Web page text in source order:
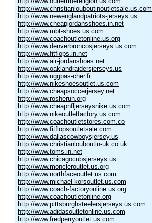
http://www.christianlouboutinoutletsale.us.com
http://www.newenglandpatriots-jerseys.us
http://www.cheapjordansshoes.in.net
http://www.mbt-shoes.us.com
http://www.coachoutletonline.us.org
http://www.denverbroncosjerseys.us.com
http://www.fitflops.in.net
http://www.air-jordanshoes.net
http://www.oaklandraidersjerseys.us
http://www.uggpas-cher.fr
http://www.nikeshoesoutlet.us.com
http://www.cheapsoccerjersey.net
http://www.rosherun.org
http://www.cheapnfljerseysnike.us.com
http://www.nikeoutletfactory.us.com
http://www.coachoutletstores.com.co
http://www.fitflopsoutletsale.com
http://www.dallascowboysjersey.us
http://www.christianlouboutin-uk.co.uk
http://www.toms.in.net
http://www.chicagocubsjerseys.us
http://www.moncleroutlet.us.org
http://www.northfaceoutlet.us.com
http://www.michael-korsoutlet.us.com
http://www.coach-factoryonline.us.org
http://www.coachoutletonline.org
http://www.pittsburghsteelersjerseys.us.com
http://www.adidasoutletonline.us.com
http://www.fredperryoutlet.us.com